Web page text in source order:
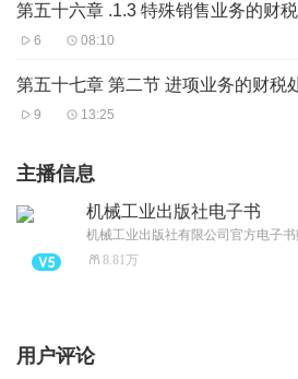
第五十六章 .1.3 特殊销售业务的财
6 08:10
第五十七章 第二节 进项业务的财税
9 13:25
主播信息
机械工业出版社电子书
机械工业出版社有限公司官方电子
8.81万
用户评论